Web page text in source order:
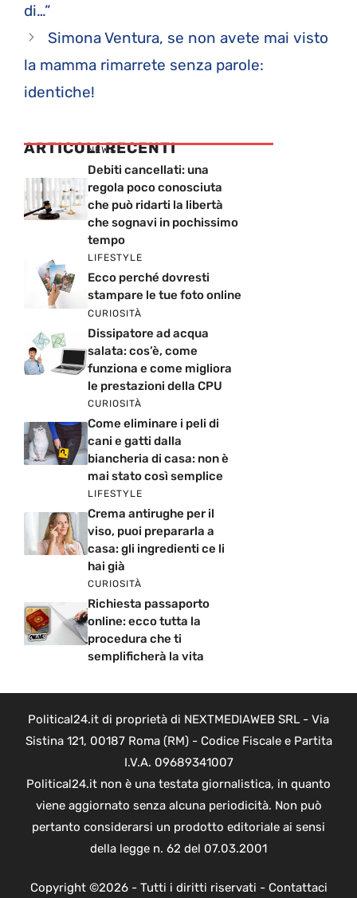
di…”
Simona Ventura, se non avete mai visto
la mamma rimarrete senza parole:
identiche!
ARTICOLI RECENTI
NEWS
Debiti cancellati: una
regola poco conosciuta
che può ridarti la libertà
che sognavi in pochissimo
tempo
LIFESTYLE
Ecco perché dovresti
stampare le tue foto online
CURIOSITÀ
Dissipatore ad acqua
salata: cos’è, come
funziona e come migliora
le prestazioni della CPU
CURIOSITÀ
Come eliminare i peli di
cani e gatti dalla
biancheria di casa: non è
mai stato così semplice
LIFESTYLE
Crema antirughe per il
viso, puoi prepararla a
casa: gli ingredienti ce li
hai già
CURIOSITÀ
Richiesta passaporto
online: ecco tutta la
procedura che ti
semplificherà la vita
Political24.it di proprietà di NEXTMEDIAWEB SRL - Via
Sistina 121, 00187 Roma (RM) - Codice Fiscale e Partita
I.V.A. 09689341007
Political24.it non è una testata giornalistica, in quanto
viene aggiornato senza alcuna periodicità. Non può
pertanto considerarsi un prodotto editoriale ai sensi
della legge n. 62 del 07.03.2001
Copyright ©2026 - Tutti i diritti riservati - Contattaci